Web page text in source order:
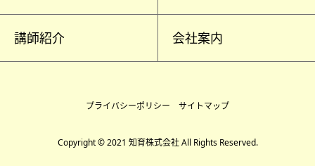
講師紹介 会社案内
プライバシーポリシー サイトマップ
Copyright © 2021 知育株式会社 All Rights Reserved.